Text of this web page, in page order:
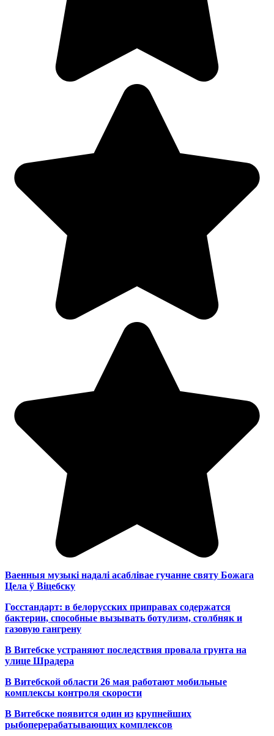
Ваенныя музыкі надалі асаблівае гучанне святу Божага
Цела ў Віцебску
Госстандарт: в белорусских приправах содержатся
бактерии, способные вызывать ботулизм, столбняк и
газовую гангрену
В Витебске устраняют последствия провала грунта на
улице Шрадера
В Витебской области 26 мая работают мобильные
комплексы контроля скорости
В Витебске появится один из крупнейших
рыбоперерабатывающих комплексов